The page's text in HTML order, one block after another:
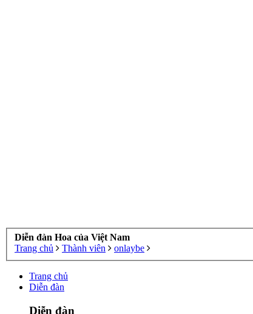
Diễn đàn Hoa của Việt Nam
Trang chủ
Thành viên onlaybe
Trang chủ
Diễn đàn
Diễn đàn